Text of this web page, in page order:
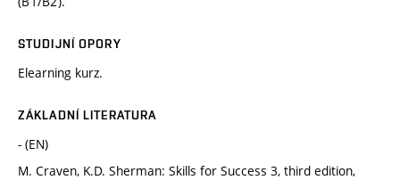
STUDIJNÍ OPORY
Elearning kurz.
ZÁKLADNÍ LITERATURA
- (EN)
M. Craven, K.D. Sherman: Skills for Success 3, third edition,